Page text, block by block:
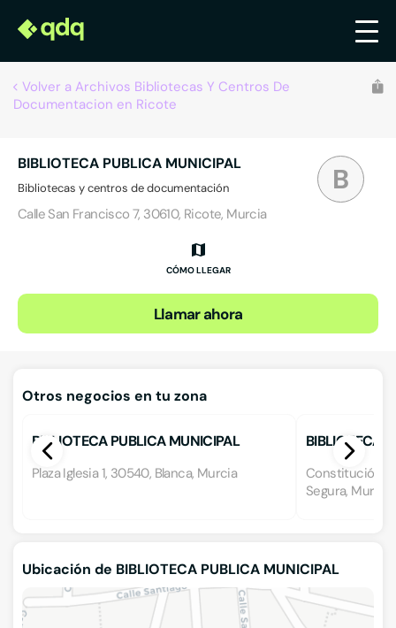
Volver a Archivos Bibliotecas Y Centros De
Documentacion en Ricote
B
BIBLIOTECA PUBLICA MUNICIPAL
Bibliotecas y centros de documentación
Calle San Francisco 7, 30610, Ricote, Murcia
CÓMO LLEGAR
Llamar ahora
Otros negocios en tu zona
BIBLIOTECA PUBLICA MUNICIPAL
Plaza Iglesia 1, 30540, Blanca, Murcia
BIBLIOTECA
Constitución,
Segura, Murcia
Ubicación de BIBLIOTECA PUBLICA MUNICIPAL